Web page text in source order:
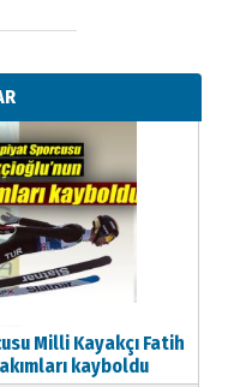
Milli Kayakçı Fatih
kayboldu